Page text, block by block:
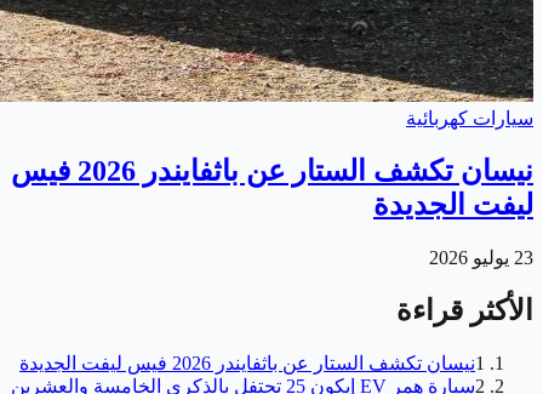
سيارات كهربائية
نيسان تكشف الستار عن باثفايندر 2026 فيس
ليفت الجديدة
23 يوليو 2026
الأكثر قراءة
1نيسان تكشف الستار عن باثفايندر 2026 فيس ليفت الجديدة
2سيارة همر EV إيكون 25 تحتفل بالذكرى الخامسة والعشرين